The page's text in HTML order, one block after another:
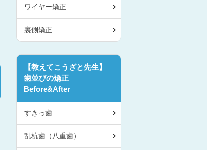
ワイヤー矯正
裏側矯正
【教えてこうざと先生】
歯並びの矯正
Before&After
すきっ歯
乱杭歯（八重歯）